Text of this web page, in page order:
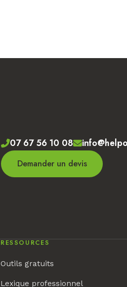
07 67 56 10 08
Demander un devis
RESSOURCES
Outils gratuits
Lexique professionnel